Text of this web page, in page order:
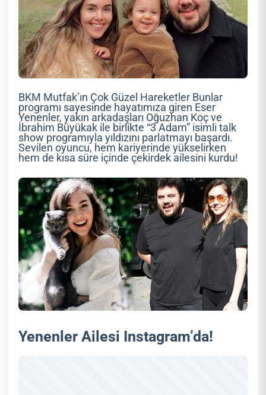
BKM Mutfak’ın Çok Güzel Hareketler Bunlar
programı sayesinde hayatımıza giren Eser
Yenenler, yakın arkadaşları Oğuzhan Koç ve
İbrahim Büyükak ile birlikte “3 Adam” isimli talk
show programıyla yıldızını parlatmayı başardı.
Sevilen oyuncu, hem kariyerinde yükselirken
hem de kısa süre içinde çekirdek ailesini kurdu!
Yenenler Ailesi Instagram’da!